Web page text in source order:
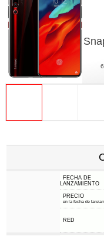
FECHA DE
LANZAMIENTO
PRECIO
en la fecha de
RED